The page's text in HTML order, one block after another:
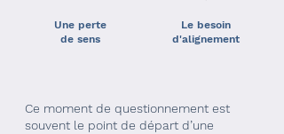
Une perte
de sens
Le besoin
d'alignement
Ce moment de questionnement est
souvent le point de départ d’une